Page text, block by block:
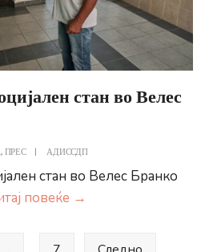
за
изградба
стопанисување
со
со
деловен
простор
стан во Велес
,ПРЕС | АДИССДП
стан во Велес Бранко
повеќе →
социјален